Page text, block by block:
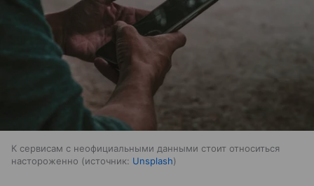
К сервисам с неофициальными данными стоит относиться
настороженно
источник: Unsplash